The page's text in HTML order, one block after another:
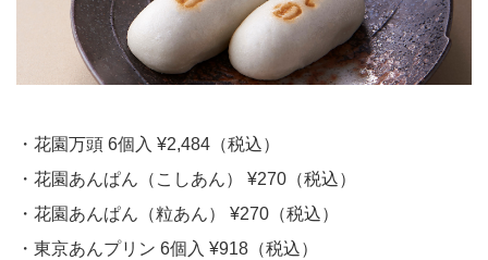
・花園万頭 6個入 ¥2,484（税込）
・花園あんぱん（こしあん） ¥270（税込）
・花園あんぱん（粒あん） ¥270（税込）
・東京あんプリン 6個入 ¥918（税込）